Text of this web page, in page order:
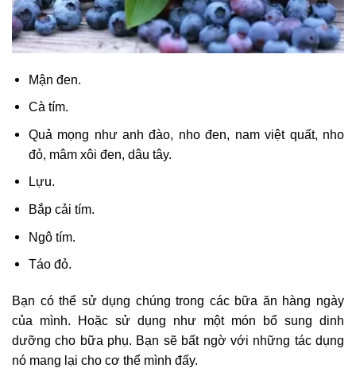
Mận đen.
Cà tím.
Quả mọng như anh đào, nho đen, nam việt quất, nho
đỏ, mâm xôi đen, dâu tây.
Lựu.
Bắp cải tím.
Ngô tím.
Táo đỏ.
Bạn có thể sử dụng chúng trong các bữa ăn hàng ngày
của mình. Hoặc sử dụng như một món bổ sung dinh
dưỡng cho bữa phụ. Bạn sẽ bất ngờ với những tác dụng
nó mang lại cho cơ thể mình đấy.